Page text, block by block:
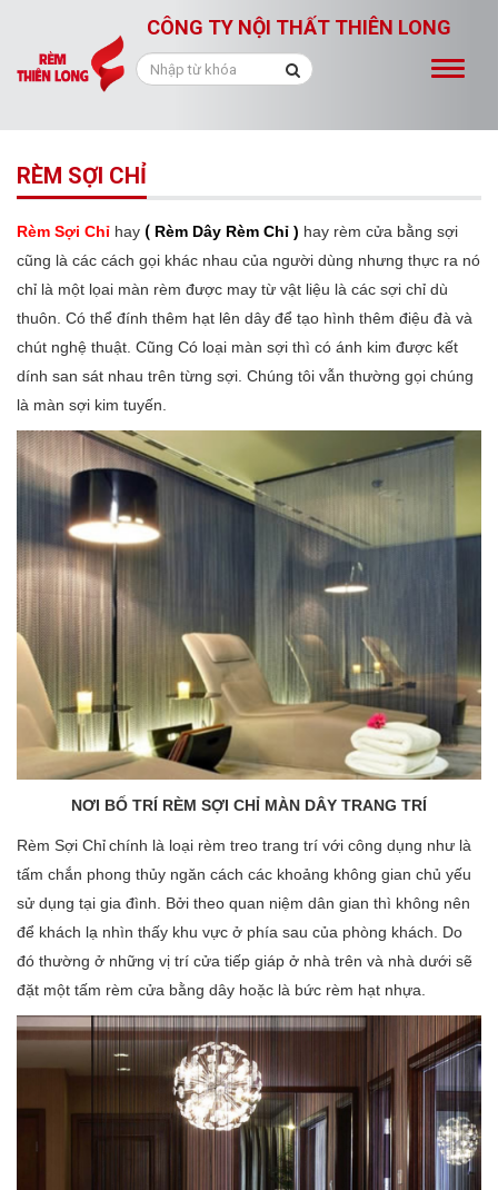
CÔNG TY NỘI THẤT THIÊN LONG
Toggle
RÈM SỢI CHỈ
Rèm Sợi Chỉ hay ( Rèm Dây Rèm Chỉ ) hay rèm cửa bằng sợi
cũng là các cách gọi khác nhau của người dùng nhưng thực ra nó
chỉ là một lọai màn rèm được may từ vật liệu là các sợi chỉ dù
thuôn. Có thể đính thêm hạt lên dây để tạo hình thêm điệu đà và
chút nghệ thuật. Cũng Có loại màn sợi thì có ánh kim được kết
dính san sát nhau trên từng sợi. Chúng tôi vẫn thường gọi chúng
là màn sợi kim tuyến.
NƠI BỐ TRÍ RÈM SỢI CHỈ MÀN DÂY TRANG TRÍ
Rèm Sợi Chỉchính là loại rèm treo trang trí với công dụng như là
tấm chắn phong thủy ngăn cách các khoảng không gian chủ yếu
sử dụng tại gia đình. Bởi theo quan niệm dân gian thì không nên
để khách lạ nhìn thấy khu vực ở phía sau của phòng khách. Do
đó thường ở những vị trí cửa tiếp giáp ở nhà trên và nhà dưới sẽ
đặt một tấm rèm cửa bằng dây hoặc là bức rèm hạt nhựa.